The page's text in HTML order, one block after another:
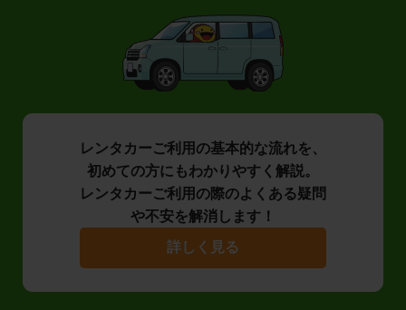
レンタカーご利用の基本的な流れを、
初めての方にもわかりやすく解説。
レンタカーご利用の際のよくある疑問
や不安を解消します！
詳しく見る